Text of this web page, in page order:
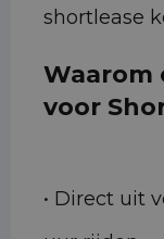
shortlease
Waarom
voor
• Direct uit